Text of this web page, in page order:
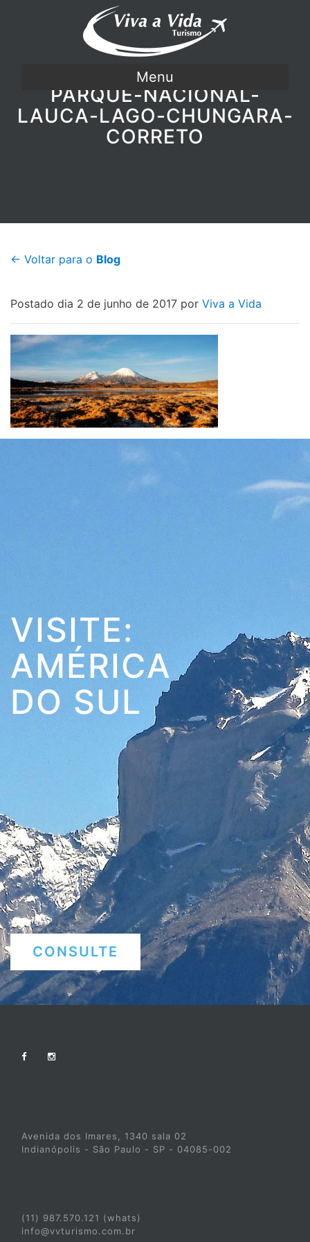
Menu
PARQUE-NACIONAL-
LAUCA-LAGO-CHUNGARA-
CORRETO
← Voltar para o Blog
Postado dia 2 de junho de 2017 por Viva a Vida
VISITE:
AMÉRICA
DO SUL
CONSULTE
Avenida dos Imares, 1340 sala 02
Indianópolis - São Paulo - SP - 04085-002
(11) 987.570.121 (whats)
info@vvturismo.com.br